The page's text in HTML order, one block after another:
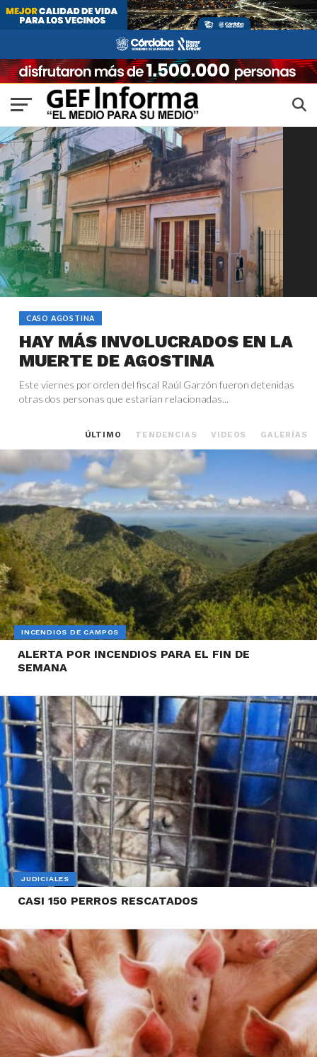
CASO AGOSTINA
HAY MÁS INVOLUCRADOS EN LA
MUERTE DE AGOSTINA
Este viernes por orden del fiscal Raúl Garzón fueron detenidas
otras dos personas que estarían relacionadas...
ÚLTIMO TENDENCIAS VIDEOS GALERÍAS
INCENDIOS DE CAMPOS
ALERTA POR INCENDIOS PARA EL FIN DE
SEMANA
JUDICIALES
CASI 150 PERROS RESCATADOS